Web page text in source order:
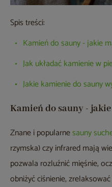
Spis treści:
Kamień do sauny - jakie
Jak układać kamienie w
Jakie kamienie do sauny
Kamień do sauny -
Znane i popularnesauny
rzymska) czy infrared mają
pozwala rozluźnić mięśnie,
obniżyć ciśnienie,